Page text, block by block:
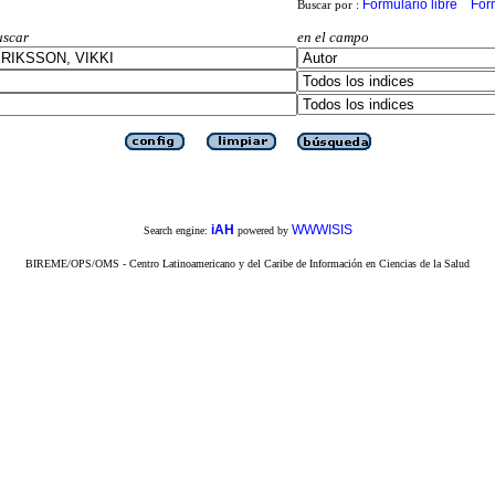
Buscar por : Formulario libre
en el campo
Search engine: iAH powered by WWWISIS
BIREME/OPS/OMS - Centro Latinoamericano y del Caribe de Información en Ciencias de la Salud